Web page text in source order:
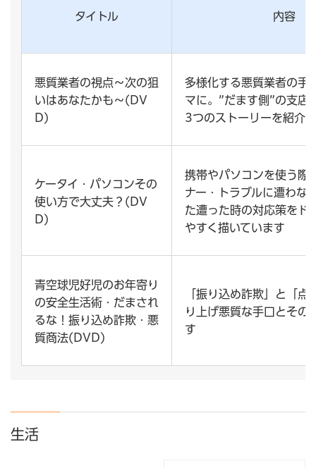
タイトル 内容
悪質業者の視点～次の狙
いはあなたかも～(DV
D)
多様化する悪質業者の手
マに。”だます側”の支店
3つのストーリーを紹介
ケータイ・パソコンその
使い方で大丈夫？(DV
D)
携帯やパソコンを使う際
ナー・トラブルに遭わな
た遭った時の対応策をド
やすく描いています
青空球児好児のお年寄り
の安全生活術・だまされ
るな！振り込め詐欺・悪
質商法(DVD)
「振り込め詐欺」と「点
り上げ悪質な手口とその
す
生活